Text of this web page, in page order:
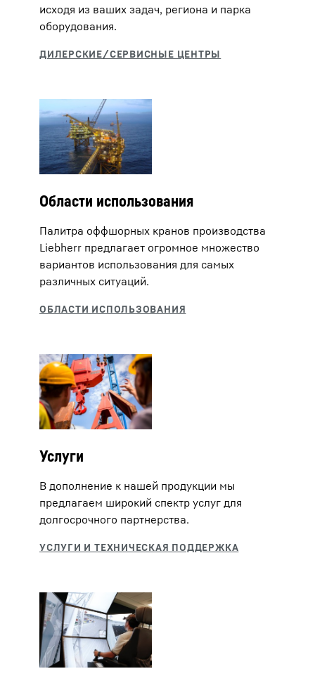
исходя из ваших задач, региона и парка
оборудования.
Области использования
Палитра оффшорных кранов производства
Liebherr предлагает огромное множество
вариантов использования для самых
различных ситуаций.
Услуги
В дополнение к нашей продукции мы
предлагаем широкий спектр услуг для
долгосрочного партнерства.